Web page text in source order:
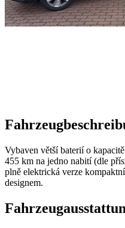
Vybaven větší baterií o
455 km na jedno nabití (dle
plně elektrická verze
designem.